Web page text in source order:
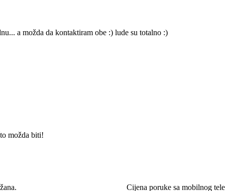
a možda da kontaktiram obe :) lude su totalno :)
možda biti!
Cijena poruke sa mobilnog